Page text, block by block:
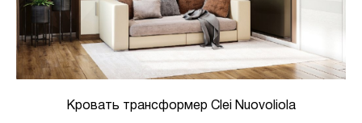
Кровать трансформер Clei Nuovoliola